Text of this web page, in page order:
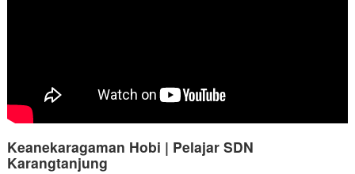
Keanekaragaman Hobi | Pelajar SDN
Karangtanjung